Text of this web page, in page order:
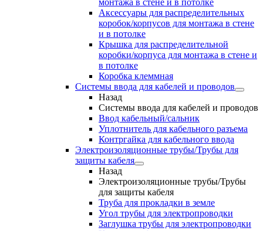
монтажа в стене и в потолке
Аксессуары для распределительных
коробок/корпусов для монтажа в стене
и в потолке
Крышка для распределительной
коробки/корпуса для монтажа в стене и
в потолке
Коробка клеммная
Системы ввода для кабелей и проводов
Назад
Системы ввода для кабелей и проводов
Ввод кабельный/сальник
Уплотнитель для кабельного разъема
Контргайка для кабельного ввода
Электроизоляционные трубы/Трубы для
защиты кабеля
Назад
Электроизоляционные трубы/Трубы
для защиты кабеля
Труба для прокладки в земле
Угол трубы для электропроводки
Заглушка трубы для электропроводки